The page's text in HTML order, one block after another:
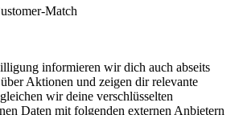
Match
informieren wir dich auch abseits
Aktionen und zeigen dir relevante
wir deine verschlüsselten
Daten mit folgenden externen Anbietern